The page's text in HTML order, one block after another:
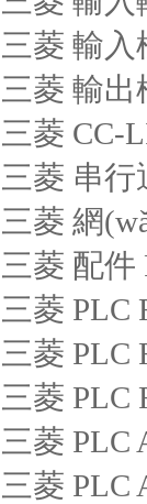
三菱 輸入
三菱 輸出
三菱 CC-
三菱 串行
三菱 網
三菱 配件
三菱 PLC
三菱 PLC
三菱 PLC
三菱 PLC
三菱 PLC